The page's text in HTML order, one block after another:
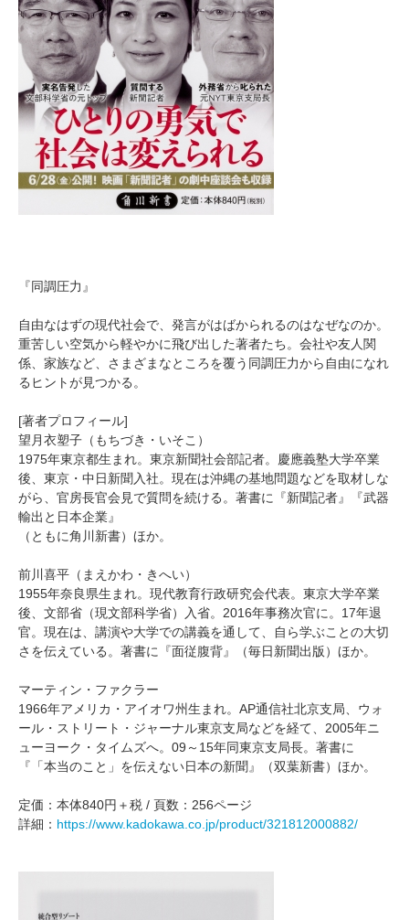
『同調圧力』
自由なはずの現代社会で、発言がはばかられるのはなぜなのか。
重苦しい空気から軽やかに飛び出した著者たち。会社や友人関
係、家族など、さまざまなところを覆う同調圧力から自由になれ
るヒントが見つかる。
[著者プロフィール]
望月衣塑子（もちづき・いそこ）
1975年東京都生まれ。東京新聞社会部記者。慶應義塾大学卒業
後、東京・中日新聞入社。現在は沖縄の基地問題などを取材しな
がら、官房長官会見で質問を続ける。著書に『新聞記者』『武器
輸出と日本企業』
（ともに角川新書）ほか。
前川喜平（まえかわ・きへい）
1955年奈良県生まれ。現代教育行政研究会代表。東京大学卒業
後、文部省（現文部科学省）入省。2016年事務次官に。17年退
官。現在は、講演や大学での講義を通して、自ら学ぶことの大切
さを伝えている。著書に『面従腹背』（毎日新聞出版）ほか。
マーティン・ファクラー
1966年アメリカ・アイオワ州生まれ。AP通信社北京支局、ウォ
ール・ストリート・ジャーナル東京支局などを経て、2005年ニ
ューヨーク・タイムズへ。09～15年同東京支局長。著書に
『「本当のこと」を伝えない日本の新聞』（双葉新書）ほか。
定価：本体840円＋税 / 頁数：256ページ
詳細： https://www.kadokawa.co.jp/product/321812000882/